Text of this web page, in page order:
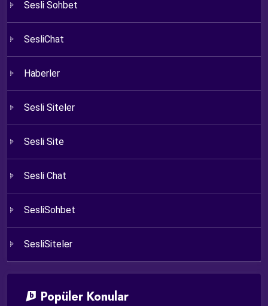
Sesli Sohbet
SesliChat
Haberler
Sesli Siteler
Sesli Site
Sesli Chat
SesliSohbet
SesliSiteler
Popüler Konular